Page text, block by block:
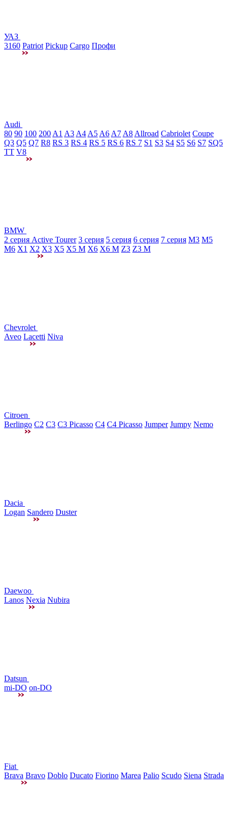
УАЗ
3160 Patriot Pickup Cargo Профи
Audi
80 90 100 200 A1 A3 A4 A5 A6 A7 A8 Allroad Cabriolet Coupe
Q3 Q5 Q7 R8 RS 3 RS 4 RS 5 RS 6 RS 7 S1 S3 S4 S5 S6 S7 SQ5
TT V8
BMW
2 серия Active Tourer 3 серия 5 серия 6 серия 7 серия M3 М5
M6 X1 X2 X3 X5 X5 M X6 X6 M Z3 Z3 M
Chevrolet
Aveo Lacetti Niva
Citroen
Berlingo C2 C3 C3 Picasso C4 C4 Picasso Jumper Jumpy Nemo
Dacia
Logan Sandero Duster
Daewoo
Lanos Nexia Nubira
Datsun
mi-DO on-DO
Fiat
Brava Bravo Doblo Ducato Fiorino Marea Palio Scudo Siena Strada